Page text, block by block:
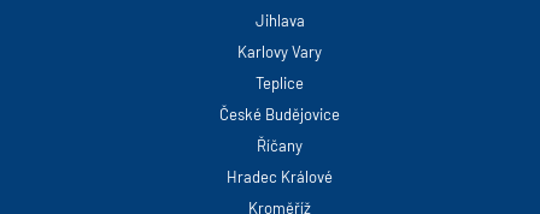
Jihlava
Karlovy Vary
Teplice
České Budějovice
Říčany
Hradec Králové
Kroměříž